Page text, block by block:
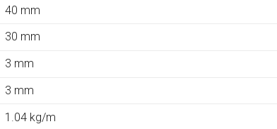
40 mm
30 mm
3 mm
3 mm
1.04 kg/m